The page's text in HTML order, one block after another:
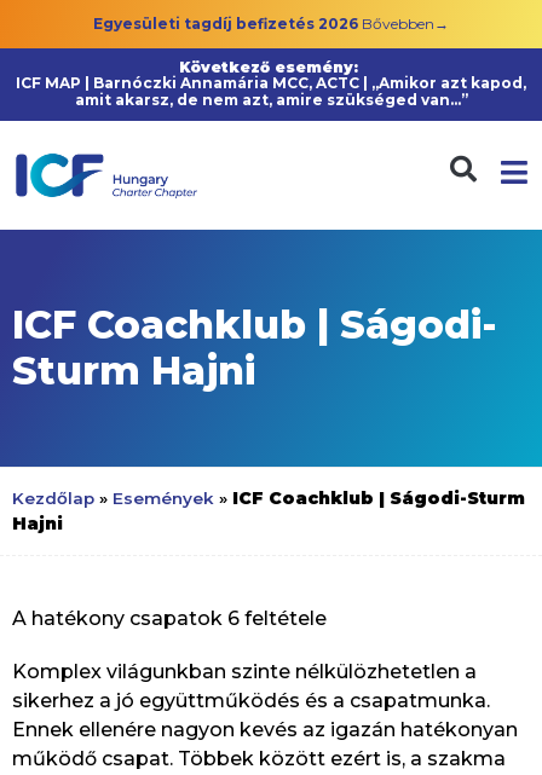
Egyesületi tagdíj befizetés 2026 Bővebben→
Következő esemény:
ICF MAP | Barnóczki Annamária MCC, ACTC | „Amikor azt kapod,
amit akarsz, de nem azt, amire szükséged van…”
ICF Coachklub | Ságodi-
Sturm Hajni
Kezdőlap » Események » ICF Coachklub | Ságodi-Sturm
Hajni
A hatékony csapatok 6 feltétele
Komplex világunkban szinte nélkülözhetetlen a
sikerhez a jó együttműködés és a csapatmunka.
Ennek ellenére nagyon kevés az igazán hatékonyan
működő csapat. Többek között ezért is, a szakma